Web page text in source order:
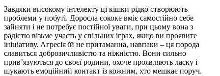
Завдяки високому інтелекту ці кішки рідко створюють
проблеми у побуті. Доросла сококе вміє самостійно себе
зайняти і не потребує постійної уваги, при цьому вона з
радістю візьме участь у спільних іграх, якщо ви проявите
ініціативу. Агресія їй не притаманна, навпаки – ця порода
славиться доброзичливістю та ніжністю. Вони сильно
прив’язуються до своєї родини, охоче проявляють ласку і
шукають емоційний контакт із кожним, хто мешкає поруч.